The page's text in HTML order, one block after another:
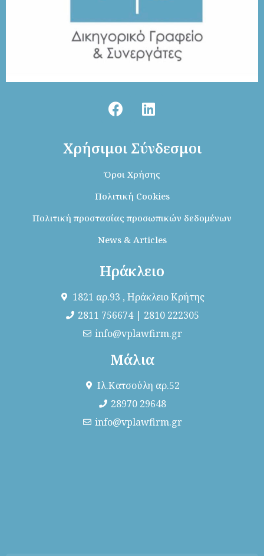
Χρήσιμοι Σύνδεσμοι
Όροι Χρήσης
Πολιτική Cookies
Πολιτική προστασίας προσωπικών δεδομένων
News & Articles
Ηράκλειο
1821 αρ.93 , Ηράκλειο Κρήτης
2811 756674 | 2810 222305
info@vplawfirm.gr
Μάλια
Ιλ.Κατσούλη αρ.52
28970 29648
info@vplawfirm.gr